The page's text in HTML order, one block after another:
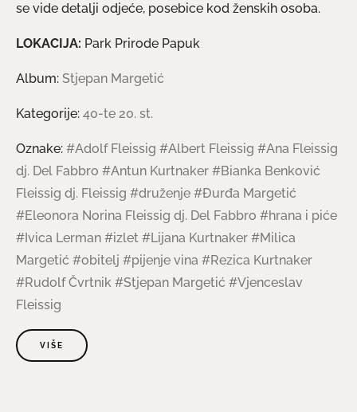
se vide detalji odjeće, posebice kod ženskih osoba.
LOKACIJA: Park Prirode Papuk
Album: Stjepan Margetić
Kategorije: 40-te 20. st.
Oznake: #Adolf Fleissig #Albert Fleissig #Ana Fleissig
dj. Del Fabbro #Antun Kurtnaker #Bianka Benković
Fleissig dj. Fleissig #druženje #Đurđa Margetić
#Eleonora Norina Fleissig dj. Del Fabbro #hrana i piće
#Ivica Lerman #izlet #Lijana Kurtnaker #Milica
Margetić #obitelj #pijenje vina #Rezica Kurtnaker
#Rudolf Čvrtnik #Stjepan Margetić #Vjenceslav
Fleissig
VIŠE